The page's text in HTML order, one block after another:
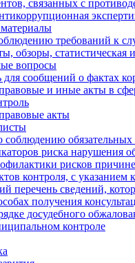
связанных с
требований к
обзоры, статистическая
вопросы
для сообщений о фактах
и иные акты в
акты
соблюдению обязательных
риска нарушения
рисков
контроля, с указанием
перечень сведений,
получения
досудебного
контроле